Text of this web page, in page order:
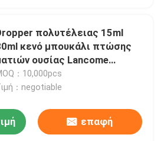
πολυτέλειας 15ml
κενό μπουκάλι πτώσης
ουσίας Lancome
μπουκαλιών
：10,000pcs
：negotiable
επαφή